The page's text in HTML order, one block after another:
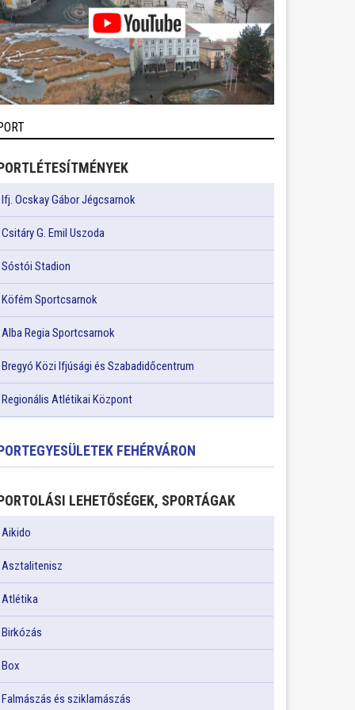
Ifj. Ocskay Gábor Jégcsarnok
Csitáry G. Emil Uszoda
Sóstói Stadion
Köfém Sportcsarnok
Alba Regia Sportcsarnok
Bregyó Közi Ifjúsági és Szabadidőcentrum
Regionális Atlétikai Központ
FEHÉRVÁRON
LEHETŐSÉGEK, SPORTÁGAK
Aikido
Asztalitenisz
Atlétika
Birkózás
Box
Falmászás és sziklamászás